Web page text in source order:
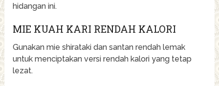
hidangan ini.
MIE KUAH KARI RENDAH KALORI
Gunakan mie shirataki dan santan rendah lemak
untuk menciptakan versi rendah kalori yang tetap
lezat.